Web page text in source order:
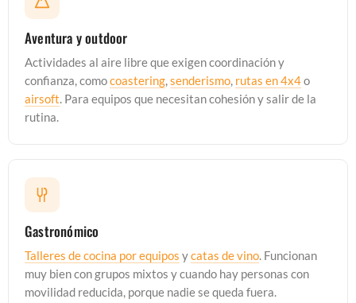
Aventura y outdoor
Actividades al aire libre que exigen coordinación y
confianza, comocoastering,senderismo, rutas en 4x4o
airsoft. Para equipos que necesitan cohesión y salir de la
rutina.
Gastronómico
Talleres de cocina por equipos ycatas de vino. Funcionan
muy bien con grupos mixtos y cuando hay personas con
movilidad reducida, porque nadie se queda fuera.